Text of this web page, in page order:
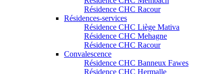
Résidence CHC Racour
Résidences-services
Résidence CHC Liège Mativa
Résidence CHC Mehagne
Résidence CHC Racour
Convalescence
Résidence CHC Banneux Fawes
Résidence CHC Hermalle